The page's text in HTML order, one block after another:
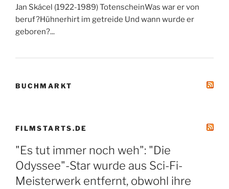
Jan Skácel (1922-1989) TotenscheinWas war er von
beruf?Hühnerhirt im getreide Und wann wurde er
geboren?...
BUCHMARKT
FILMSTARTS.DE
"Es tut immer noch weh": "Die
Odyssee"-Star wurde aus Sci-Fi-
Meisterwerk entfernt, obwohl ihre